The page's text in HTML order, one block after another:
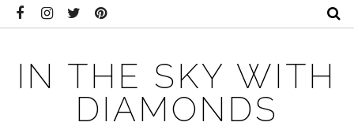
IN THE SKY WITH
DIAMONDS